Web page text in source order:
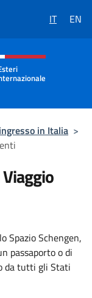
IT EN
e menù
in Italia >
Spazio Schengen,
passaporto o di
da tutti gli Stati